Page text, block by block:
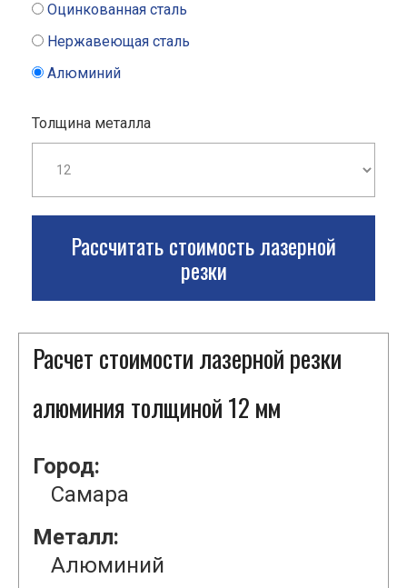
Оцинкованная сталь
Нержавеющая сталь
Алюминий
Толщина металла
Рассчитать стоимость лазерной
резки
Расчет стоимости лазерной резки
алюминия толщиной 12 мм
Город:
Самара
Металл:
Алюминий